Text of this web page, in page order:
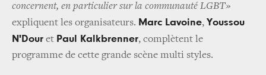
concernent, en particulier sur la communauté LGBT»
expliquent les organisateurs. Marc Lavoine, Youssou
N'Dour et Paul Kalkbrenner, complètent le
programme de cette grande scène multi styles.